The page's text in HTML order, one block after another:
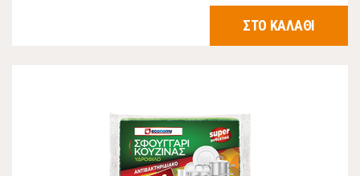
ΣΤΟ ΚΑΛΑΘΙ